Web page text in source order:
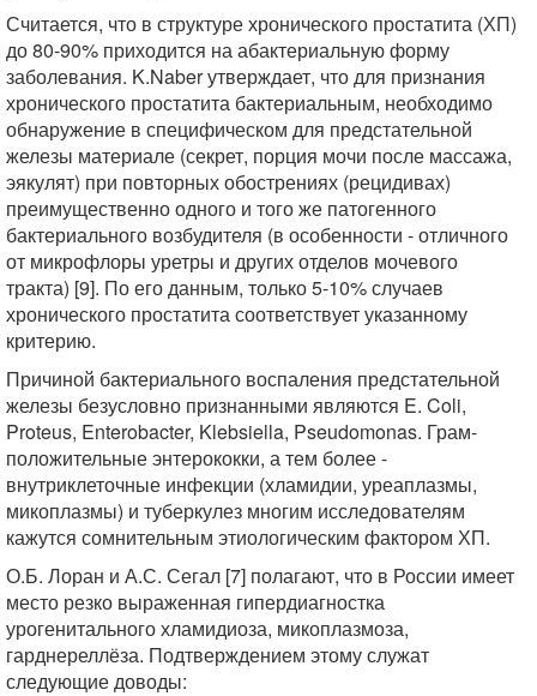
Считается, что в структуре хронического простатита (ХП)
до 80-90% приходится на абактериальную форму
заболевания. K.Naber утверждает, что для признания
хронического простатита бактериальным, необходимо
обнаружение в специфическом для предстательной
железы материале (секрет, порция мочи после массажа,
эякулят) при повторных обострениях (рецидивах)
преимущественно одного и того же патогенного
бактериального возбудителя (в особенности - отличного
от микрофлоры уретры и других отделов мочевого
тракта) [9]. По его данным, только 5-10% случаев
хронического простатита соответствует указанному
критерию.
Причиной бактериального воспаления предстательной
железы безусловно признанными являются E. Coli,
Proteus, Enterobacter, Klebsiella, Pseudomonas. Грам-
положительные энтерококки, а тем более -
внутриклеточные инфекции (хламидии, уреаплазмы,
микоплазмы) и туберкулез многим исследователям
кажутся сомнительным этиологическим фактором ХП.
О.Б. Лоран и А.С. Сегал [7] полагают, что в России имеет
место резко выраженная гипердиагностка
урогенитального хламидиоза, микоплазмоза,
гарднереллёза. Подтверждением этому служат
следующие доводы: